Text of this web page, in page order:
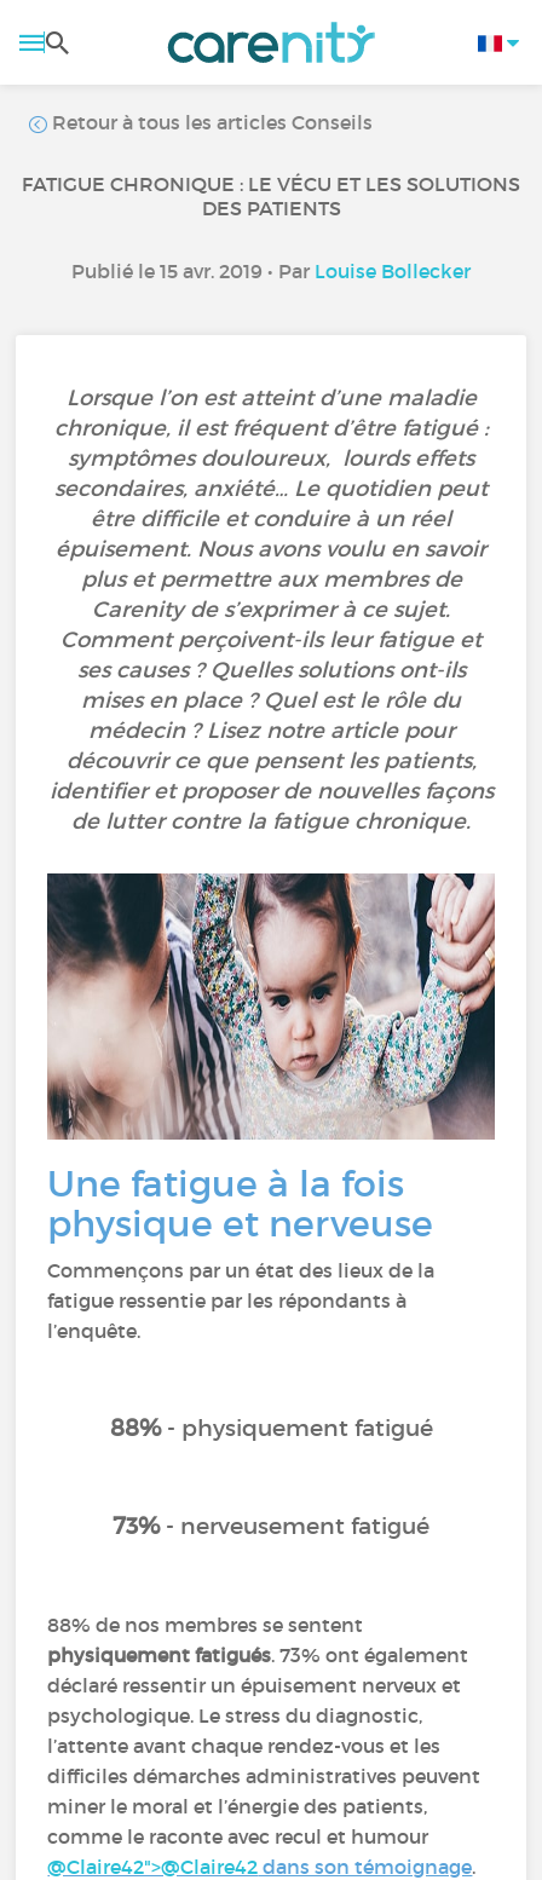
Retour à tous les articles Conseils
FATIGUE CHRONIQUE : LE VÉCU ET LES SOLUTIONS
DES PATIENTS
Publié le 15 avr. 2019 • Par Louise Bollecker
Lorsque l’on est atteint d’une maladie
chronique, il est fréquent d’être fatigué :
symptômes douloureux, lourds effets
secondaires, anxiété… Le quotidien peut
être difficile et conduire à un réel
épuisement. Nous avons voulu en savoir
plus et permettre aux membres de
Carenity de s’exprimer à ce sujet.
Comment perçoivent-ils leur fatigue et
ses causes ? Quelles solutions ont-ils
mises en place ? Quel est le rôle du
médecin ? Lisez notre article pour
découvrir ce que pensent les patients,
identifier et proposer de nouvelles façons
de lutter contre la fatigue chronique.
Une fatigue à la fois
physique et nerveuse
Commençons par un état des lieux de la
fatigue ressentie par les répondants à
l’enquête.
88%- physiquement fatigué
73%- nerveusement fatigué
88% de nos membres se sentent
physiquement fatigués. 73% ont également
déclaré ressentir un épuisement nerveux et
psychologique. Le stress du diagnostic,
l’attente avant chaque rendez-vous et les
difficiles démarches administratives peuvent
miner le moral et l’énergie des patients,
comme le raconte avec recul et humour
@Claire42">@Claire42 ‍ dans son témoignage.